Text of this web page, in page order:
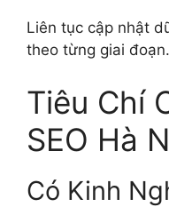
Liên tục cập nhật
theo từng giai đoạn.
Tiêu Chí
SEO Hà
Có Kinh